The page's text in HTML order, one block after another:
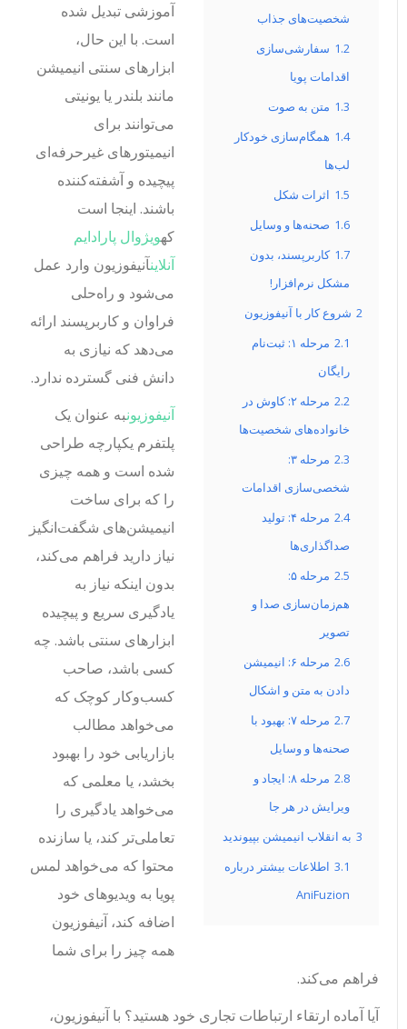
شخصیت‌های جذاب
1.2 سفارشی‌سازی
اقدامات پویا
1.3 متن به صوت
1.4 همگام‌سازی خودکار
لب‌ها
1.5 اثرات شکل
1.6 صحنه‌ها و وسایل
1.7 کاربرپسند، بدون
مشکل نرم‌افزار!
شروع کار با آنیفوزیون
2.1
مرحله ۱: ثبت‌نام
رایگان
2.2
مرحله ۲: کاوش در
خانواده‌های شخصیت‌ها
2.3
مرحله ۳:
شخصی‌سازی اقدامات
2.4
مرحله ۴: تولید
صداگذاری‌ها
2.5
مرحله ۵:
هم‌زمان‌سازی صدا و
تصویر
2.6
مرحله ۶: انیمیشن
دادن به متن و اشکال
2.7
مرحله ۷: بهبود با
صحنه‌ها و وسایل
2.8
مرحله ۸: ایجاد و
ویرایش در هر جا
به انقلاب انیمیشن بپیوندید
3.1 اطلاعات بیشتر درباره
AniFuzion
آموزشی تبدیل شده
است. با این حال،
ابزارهای سنتی انیمیشن
مانند بلندر یا یونیتی
می‌توانند برای
انیمیتورهای غیرحرفه‌ای
پیچیده و آشفته‌کننده
باشند. اینجا است
کهویژوال پارادایم
آنلاینآنیفوزیون وارد عمل
می‌شود و راه‌حلی
فراوان و کاربرپسند ارائه
می‌دهد که نیازی به
دانش فنی گسترده ندارد.
آنیفوزیونبه عنوان یک
پلتفرم یکپارچه طراحی
شده است و همه چیزی
را که برای ساخت
انیمیشن‌های شگفت‌انگیز
نیاز دارید فراهم می‌کند،
بدون اینکه نیاز به
یادگیری سریع و پیچیده
ابزارهای سنتی باشد. چه
کسی باشد، صاحب
کسب‌وکار کوچک که
می‌خواهد مطالب
بازاریابی خود را بهبود
بخشد، یا معلمی که
می‌خواهد یادگیری را
تعاملی‌تر کند، یا سازنده
محتوا که می‌خواهد لمس
پویا به ویدیوهای خود
اضافه کند، آنیفوزیون
همه چیز را برای شما
فراهم می‌کند.
آیا آماده ارتقاء ارتباطات تجاری خود هستید؟ با آنیفوزیون،